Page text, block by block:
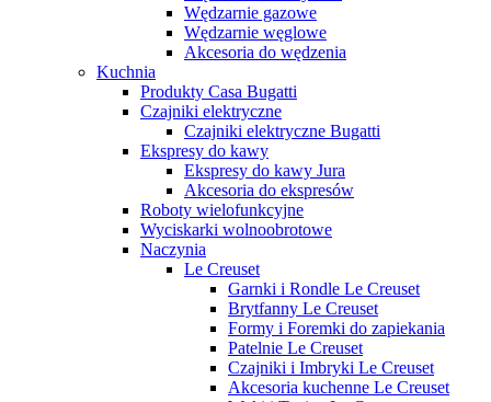
Wędzarnie gazowe
Wędzarnie węglowe
Akcesoria do wędzenia
Kuchnia
Produkty Casa Bugatti
Czajniki elektryczne
Czajniki elektryczne Bugatti
Ekspresy do kawy
Ekspresy do kawy Jura
Akcesoria do ekspresów
Roboty wielofunkcyjne
Wyciskarki wolnoobrotowe
Naczynia
Le Creuset
Garnki i Rondle Le Creuset
Brytfanny Le Creuset
Formy i Foremki do zapiekania
Patelnie Le Creuset
Czajniki i Imbryki Le Creuset
Akcesoria kuchenne Le Creuset